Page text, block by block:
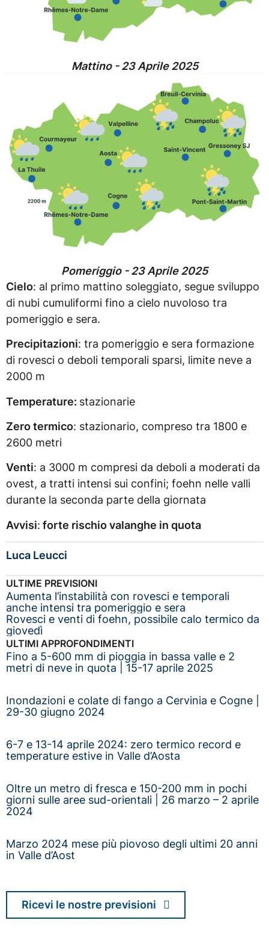
Mattino - 23 Aprile 2025
Pomeriggio - 23 Aprile 2025
Cielo: al primo mattino soleggiato, segue sviluppo
di nubi cumuliformi fino a cielo nuvoloso tra
pomeriggio e sera.
Precipitazioni: tra pomeriggio e sera formazione
di rovesci o deboli temporali sparsi, limite neve a
2000 m
Temperature: stazionarie
Zero termico: stazionario, compreso tra 1800 e
2600 metri
Venti: a 3000 m compresi da deboli a moderati da
ovest, a tratti intensi sui confini; foehn nelle valli
durante la seconda parte della giornata
Avvisi: forte rischio valanghe in quota
Luca Leucci
ULTIME PREVISIONI
Aumenta l’instabilità con rovesci e temporali
anche intensi tra pomeriggio e sera
Rovesci e venti di foehn, possibile calo termico da
giovedì
ULTIMI APPROFONDIMENTI
Fino a 5-600 mm di pioggia in bassa valle e 2
metri di neve in quota | 15-17 aprile 2025
Inondazioni e colate di fango a Cervinia e Cogne |
29-30 giugno 2024
6-7 e 13-14 aprile 2024: zero termico record e
temperature estive in Valle d’Aosta
Oltre un metro di fresca e 150-200 mm in pochi
giorni sulle aree sud-orientali | 26 marzo – 2 aprile
2024
Marzo 2024 mese più piovoso degli ultimi 20 anni
in Valle d’Aost
Ricevi le nostre previsioni